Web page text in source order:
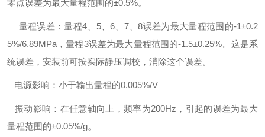
零点误差为最大量程范围的±0.5%。
量程误差：量程4、5、6、7、8误差为最大量程范围的-1±0.2
5%/6.89MPa，量程3误差为最大量程范围的-1.5±0.25%。这是系
统误差，安装前可按实际静压调校，消除这个误差。
电源影响：小于输出量程的0.005%/V
振动影响：在任意轴向上，频率为200Hz，引起的误差为最大
量程范围的±0.05%/g。